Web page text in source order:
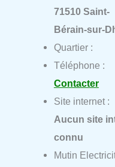
71510 Saint-
Bérain-sur-
Quartier :
Téléphone :
Contacter
Site internet :
Aucun site
connu
Mutin